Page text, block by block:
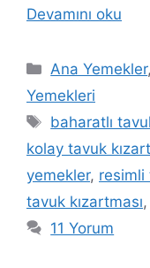
Devamını oku
Kategoriler
Ana Yemekler,
Yemekleri
Etiketler
baharatlı
kolay tavuk
yemekler, resimli
tavuk kızartması,
11 Yorum